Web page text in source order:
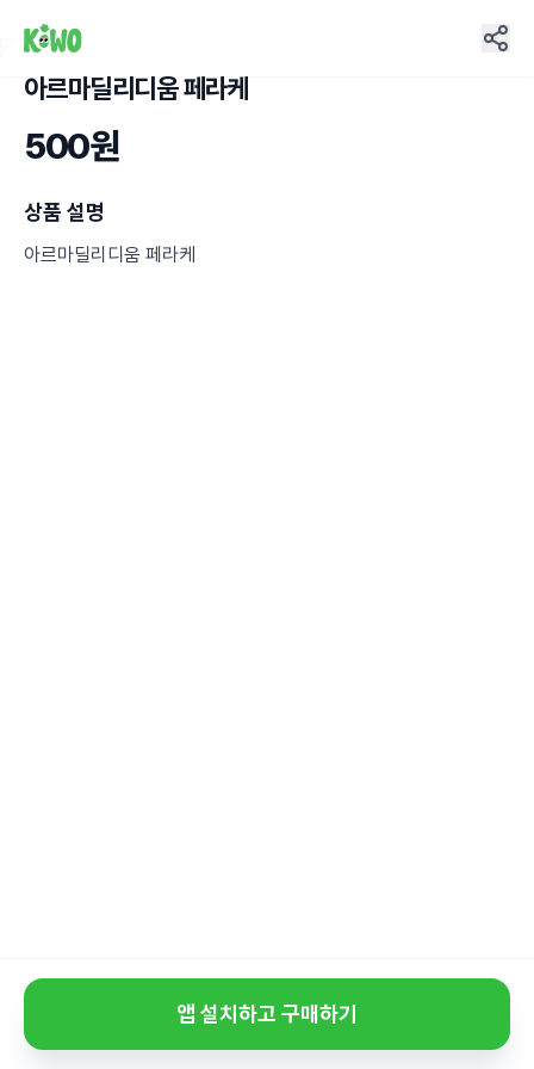
아르마딜리디움 페라케
500원
상품 설명
아르마딜리디움 페라케
앱 설치하고 구매하기